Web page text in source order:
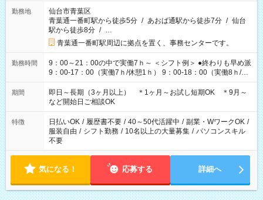
勤務地
仙台市青葉区
青葉通一番町駅から徒歩5分 / あおば通駅から徒歩7分 / 仙台
駅から徒歩8分 / …
青葉通一番町駅周辺に拠点を置く、事務センターです。
勤務時間
9：00～21：00の中で実働7ｈ～ ＜シフト例＞ ●終わりも早め派
9：00-17：00（実働7ｈ/休憩1ｈ） 9：00-18：00（実働8ｈ/休
憩1ｈ） 10：00-19：00（実働8ｈ/休憩1ｈ） ●朝ゆっくり派
11：00-20：00（実働8ｈ/休憩1ｈ） 12：00-20：00（実働7ｈ/
休憩1ｈ） 12：00-21：00（実働8ｈ/休憩1ｈ） 13：00-22：
00（実働8ｈ/休憩1ｈ） ＊時間帯固定OK
期間
即日～長期（3ヶ月以上） ＊1ヶ月～お試し短期OK ＊9月～
など開始日ご相談OK
特徴 日払いOK / 履歴書不要 / 40～50代活躍中 / 副業・WワークOK /
服装自由 / シフト勤務 / 10名以上の大量募集 / パソコンスキル
不要
気になる！ 応募する 詳細へ